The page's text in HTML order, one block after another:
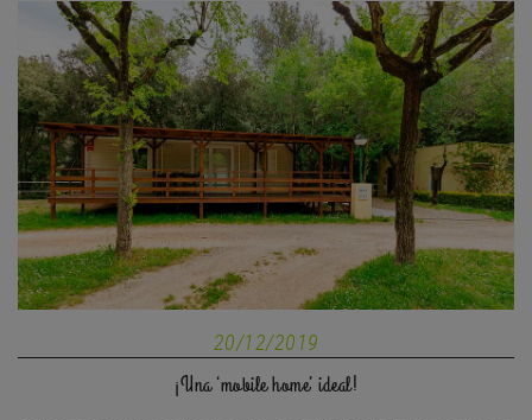
20/12/2019
¡Una ‘mobile home’ ideal!